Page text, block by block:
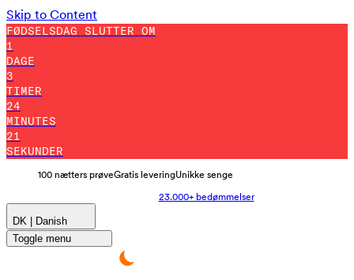
Skip to Content
FØDSELSDAG SLUTTER OM
1
DAGE
3
TIMER
24
MINUTES
12
SEKUNDER
100 nætters prøveGratis leveringUnikke senge
23.000+ bedømmelser
DK | Danish
Toggle menu